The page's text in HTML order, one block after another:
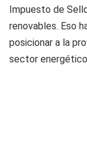
Impuesto de
renovables. Eso
posicionar a la
sector energético